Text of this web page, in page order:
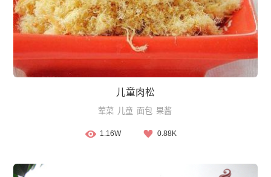
儿童肉松
荤菜 儿童 面包 果酱
1.16W 0.88K